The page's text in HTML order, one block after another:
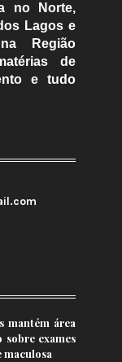
no Norte,
Lagos e
Região
de
e tudo
mantém área
sobre exames
maculosa